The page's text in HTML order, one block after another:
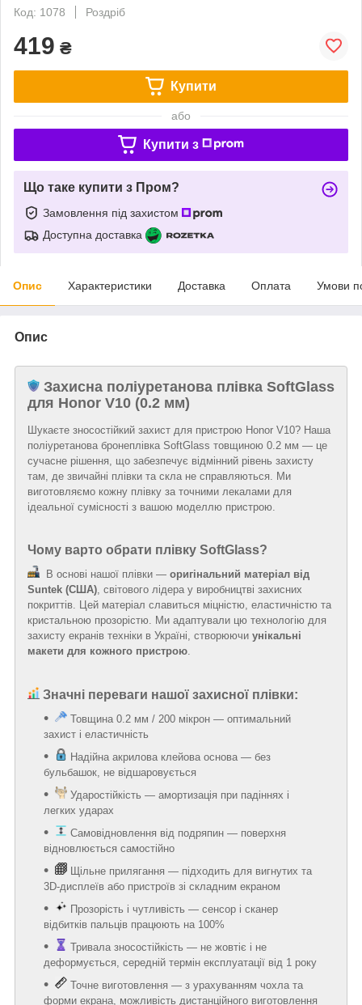
Код: 1078
Роздріб
419 ₴
Купити
або
Купити з
Що таке купити з Пром?
Замовлення під захистом
Доступна доставка
Опис Характеристики Доставка Оплата Умови
Опис
Захисна поліуретанова плівка SoftGlass
для Honor V10 (0.2 мм)
Шукаєте зносостійкий захист для пристрою Honor V10? Наша
поліуретанова бронеплівка SoftGlass товщиною 0.2 мм — це
сучасне рішення, що забезпечує відмінний рівень захисту
там, де звичайні плівки та скла не справляються. Ми
виготовляємо кожну плівку за точними лекалами для
ідеальної сумісності з вашою моделлю пристрою.
Чому варто обрати плівку SoftGlass?
В основі нашої плівки — оригінальний матеріал від
Suntek (США), світового лідера у виробництві захисних
покриттів. Цей матеріал славиться міцністю, еластичністю та
кристальною прозорістю. Ми адаптували цю технологію для
захисту екранів техніки в Україні, створюючи унікальні
макети для кожного пристрою.
Значні переваги нашої захисної плівки:
Товщина 0.2 мм / 200 мікрон — оптимальний
захист і еластичність
Надійна акрилова клейова основа — без
бульбашок, не відшаровується
Ударостійкість — амортизація при падіннях і
легких ударах
Самовідновлення від подряпин — поверхня
відновлюється самостійно
Щільне прилягання — підходить для вигнутих та
3D-дисплеїв або пристроїв зі складним екраном
Прозорість і чутливість — сенсор і сканер
відбитків пальців працюють на 100%
Тривала зносостійкість — не жовтіє і не
деформується, середній термін експлуатації від 1 року
Точне виготовлення — з урахуванням чохла та
форми екрана, можливість дистанційного виготовлення